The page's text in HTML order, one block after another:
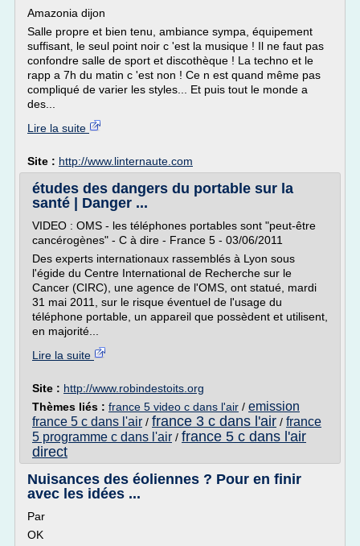
Amazonia dijon
Salle propre et bien tenu, ambiance sympa, équipement
suffisant, le seul point noir c 'est la musique ! Il ne faut pas
confondre salle de sport et discothèque ! La techno et le
rapp a 7h du matin c 'est non ! Ce n est quand même pas
compliqué de varier les styles... Et puis tout le monde a
des...
Lire la suite
Site : http://www.linternaute.com
études des dangers du portable sur la
santé | Danger ...
VIDEO : OMS - les téléphones portables sont "peut-être
cancérogènes" - C à dire - France 5 - 03/06/2011
Des experts internationaux rassemblés à Lyon sous
l'égide du Centre International de Recherche sur le
Cancer (CIRC), une agence de l'OMS, ont statué, mardi
31 mai 2011, sur le risque éventuel de l'usage du
téléphone portable, un appareil que possèdent et utilisent,
en majorité...
Lire la suite
Site : http://www.robindestoits.org
Thèmes liés : france 5 video c dans l'air / emission
france 5 c dans l'air / france 3 c dans l'air / france
5 programme c dans l'air / france 5 c dans l'air
direct
Nuisances des éoliennes ? Pour en finir
avec les idées ...
Par
OK